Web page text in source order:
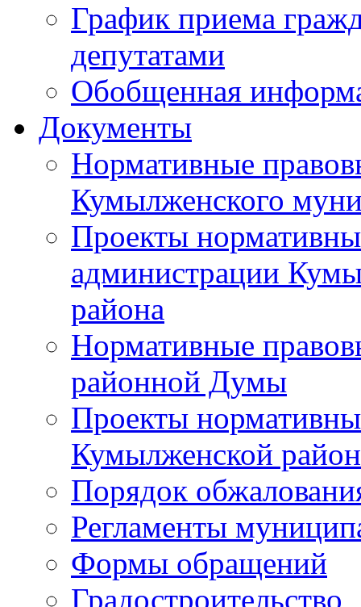
График приема
депутатами
Обобщенная
Документы
Нормативные
Кумылженского
Проекты
администрации
района
Нормативные
районной Думы
Проекты
Кумылженской
Порядок
Регламенты
Формы обращений
Градостроительство